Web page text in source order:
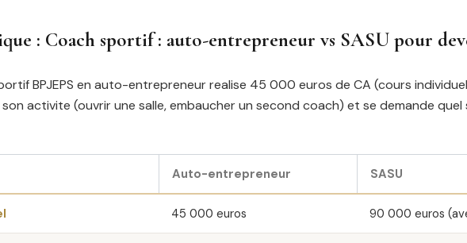
: Coach sportif : auto-entrepreneur vs SASU pour
BPJEPS en auto-entrepreneur realise 45 000 euros de CA (cours
activite (ouvrir une salle, embaucher un second coach) et se demande
Auto-entrepreneur SASU
45 000 euros 90 000 euros